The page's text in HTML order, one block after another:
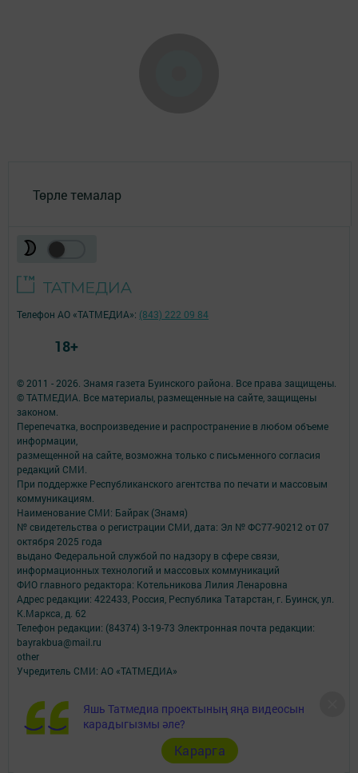
Төрле темалар
Яшь Татмедиа проектының яңа видеосын
карадыгызмы әле?
Карарга
© 2011 - 2026. Знамя газета Буинского района. Все права защищены.
© ТАТМЕДИА. Все материалы, размещенные на сайте, защищены
законом.
Перепечатка, воспроизведение и распространение в любом объеме
информации,
размещенной на сайте, возможна только с письменного согласия
редакций СМИ.
При поддержке Республиканского агентства по печати и массовым
коммуникациям.
Наименование СМИ: Байрак (Знамя)
№ свидетельства о регистрации СМИ, дата: Эл № ФС77-90212 от 07
октября 2025 года
выдано Федеральной службой по надзору в сфере связи,
информационных технологий и массовых коммуникаций
ФИО главного редактора: Котельникова Лилия Ленаровна
Адрес редакции: 422433, Россия, Республика Татарстан, г. Буинск, ул.
К.Маркса, д. 62
Телефон редакции: (84374) 3-19-73 Электронная почта редакции:
bayrakbua@mail.ru
other
Учредитель СМИ: АО «ТАТМЕДИА»
Антикоррупционная политика
АО «ТАТМЕДИА» использует «cookie»для персонализации сервисов и
удобства пользователей сайтом.
Использование «cookie» можно отменить в настройках браузера.
Политика конфиденциальности
Телефон АО «ТАТМЕДИА»: (843) 222 09 84
18+